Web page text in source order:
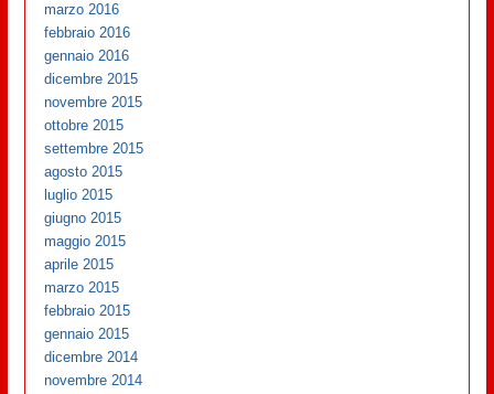
marzo 2016
febbraio 2016
gennaio 2016
dicembre 2015
novembre 2015
ottobre 2015
settembre 2015
agosto 2015
luglio 2015
giugno 2015
maggio 2015
aprile 2015
marzo 2015
febbraio 2015
gennaio 2015
dicembre 2014
novembre 2014